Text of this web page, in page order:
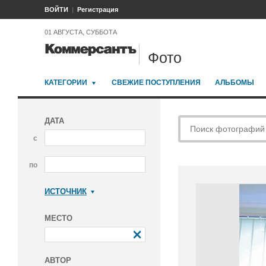
ВОЙТИ Регистрация
01 АВГУСТА, СУББОТА
Фото
КАТЕГОРИИ СВЕЖИЕ ПОСТУПЛЕНИЯ АЛЬБОМЫ
ДАТА
с
по
ИСТОЧНИК
МЕСТО
АВТОР